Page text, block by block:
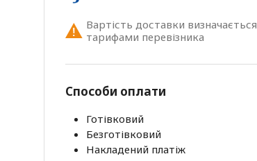
Вартість доставки визначається
тарифами перевізника
Способи оплати
Готівковий
Безготівковий
Накладений платіж